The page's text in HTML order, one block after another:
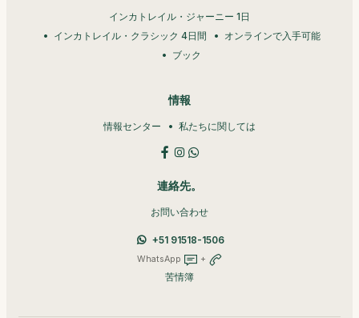
インカトレイル・ジャーニー 1日
インカトレイル・クラシック 4日間
オンラインで入手可能
ブック
情報
情報センター 私たちに関しては
連絡先。
お問い合わせ
+51 91518-1506
WhatsApp +
苦情簿